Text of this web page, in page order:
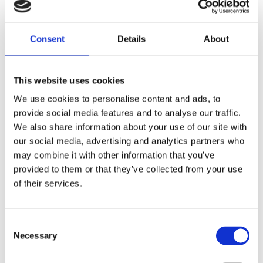
Consent Details About
This website uses cookies
We use cookies to personalise content and ads, to
provide social media features and to analyse our traffic.
We also share information about your use of our site with
our social media, advertising and analytics partners who
may combine it with other information that you’ve
provided to them or that they’ve collected from your use
of their services.
Necessary
1" Drag Handlebar Non-
?75-81 Sportster, 75-81 FX
Shovel, 75-81 FL Shovel, (except
309
515KR
Lägg till i favoriter
ZODIAC ONE INCH
18" Ape Hanger, chrome, no
dimples
Lägg till i favoriter
20% 20%